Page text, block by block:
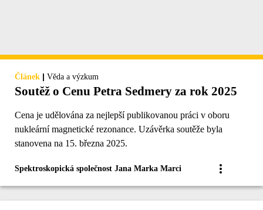
Článek | Věda a výzkum
Soutěž o Cenu Petra Sedmery za rok 2025
Cena je udělována za nejlepší publikovanou práci v oboru
nukleární magnetické rezonance. Uzávěrka soutěže byla
stanovena na 15. března 2025.
Spektroskopická společnost Jana Marka Marci